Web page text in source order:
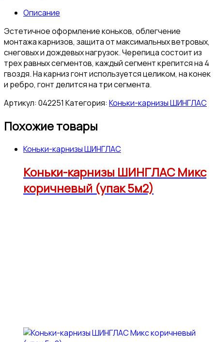
Описание
Эстетичное оформление коньков, облегчение
монтажа карнизов, защита от максимальных ветровых,
снеговых и дождевых нагрузок. Черепица состоит из
трех равных сегментов, каждый сегмент крепится на 4
гвоздя. На карниз гонт используется целиком, на конек
и ребро, гонт делится на три сегмента.
Артикул: 042251 Категория: Коньки-карнизы ШИНГЛАС
Похожие товары
Коньки-карнизы ШИНГЛАС
Коньки-карнизы ШИНГЛАС Микс
коричневый (упак 5м2)